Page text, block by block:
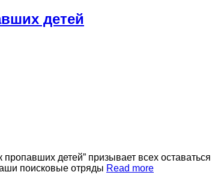
детей
детей” призывает всех
поисковые отряды Read more